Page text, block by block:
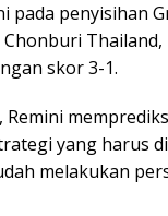
penyisihan
Thailand,
skor 3-1.
yang harus
melakukan